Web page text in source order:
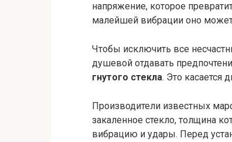
напряжение, которое
малейшей вибрации оно может
Чтобы исключить все
душевой отдавать
гнутого стекла. Это касается
Производители известных
закаленное стекло, толщина
вибрацию и удары. Перед